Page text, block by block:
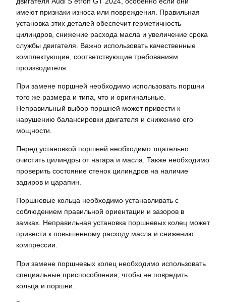
имеют признаки износа или повреждения. Правильная
установка этих деталей обеспечит герметичность
цилиндров, снижение расхода масла и увеличение срока
службы двигателя. Важно использовать качественные
комплектующие, соответствующие требованиям
производителя.
При замене поршней необходимо использовать поршни
того же размера и типа, что и оригинальные.
Неправильный выбор поршней может привести к
нарушению балансировки двигателя и снижению его
мощности.
Перед установкой поршней необходимо тщательно
очистить цилиндры от нагара и масла. Также необходимо
проверить состояние стенок цилиндров на наличие
задиров и царапин.
Поршневые кольца необходимо устанавливать с
соблюдением правильной ориентации и зазоров в
замках. Неправильная установка поршневых колец может
привести к повышенному расходу масла и снижению
компрессии.
При замене поршневых колец необходимо использовать
специальные приспособления, чтобы не повредить
кольца и поршни.